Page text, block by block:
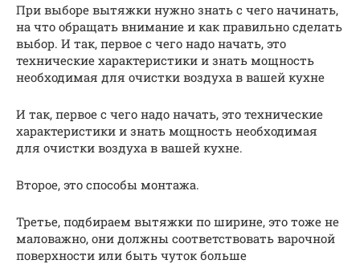
При выборе вытяжки нужно знать с чего начинать,
на что обращать внимание и как правильно сделать
выбор. И так, первое с чего надо начать, это
технические характеристики и знать мощность
необходимая для очистки воздуха в вашей кухне
И так, первое с чего надо начать, это технические
характеристики и знать мощность необходимая
для очистки воздуха в вашей кухне.
Второе, это способы монтажа.
Третье, подбираем вытяжки по ширине, это тоже не
маловажно, они должны соответствовать варочной
поверхности или быть чуток больше